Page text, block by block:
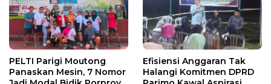
PELTI Parigi Moutong
Panaskan Mesin, 7 Nomor
Efisiensi Anggaran Tak
Halangi Komitmen DPRD